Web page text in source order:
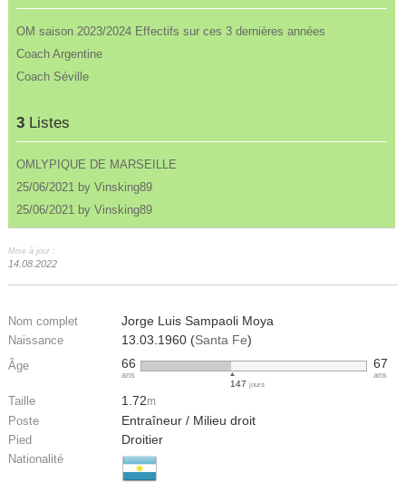
OM saison 2023/2024 Effectifs sur ces 3 dernières années
Coach Argentine
Coach Séville
3 Listes
OMLYPIQUE DE MARSEILLE
25/06/2021 by Vinsking89
25/06/2021 by Vinsking89
Mise à jour :
14.08.2022
Nom complet Jorge Luis Sampaoli Moya
Naissance 13.03.1960 (Santa Fe)
Âge 66
ans
147 jours
67
ans
Taille 1.72m
Poste Entraîneur / Milieu droit
Pied Droitier
Nationalité